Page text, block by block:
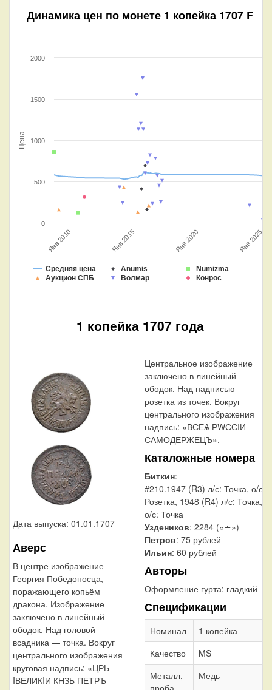
Динамика цен по монете 1 копейка 1707 F
Цена
Средняя цена Anumis
Numizma
Аукцион СПБ
Волмар Конрос
Янв 2010 Янв 2015 Янв 2020 Янв 2025
0
500
1000
1500
2000
1 копейка 1707 года
Дата выпуска: 01.01.1707
Аверс
В центре изображение
Георгия Победоносца,
поражающего копьём
дракона. Изображение
заключено в линейный
ободок. Над головой
всадника — точка. Вокруг
центрального изображения
круговая надпись: «ЦРЬ
IВЕЛИКIИ КНЗЬ ПЕТРЪ
Центральное изображение
заключено в линейный
ободок. Над надписью —
розетка из точек. Вокруг
центрального изображения
надпись: «ВСЕѦ РWССIИ
САМОДЕРЖЕЦЪ».
Каталожные номера
Биткин:
#210.1947 (R3) л/с: Точка, о/с:
Розетка, 1948 (R4) л/с: Точка,
о/с: Точка
Уздеников: 2284 («∸»)
Петров: 75 рублей
Ильин: 60 рублей
Авторы
Оформление гурта: гладкий
Спецификации
Номинал
1 копейка
Качество
MS
Металл,
Медь